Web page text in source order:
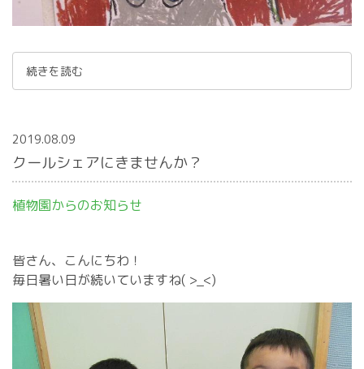
続きを読む
2019.08.09
クールシェアにきませんか？
植物園からのお知らせ
皆さん、こんにちわ！
毎日暑い日が続いていますね( >_<)